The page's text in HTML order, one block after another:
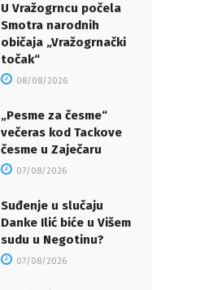
U Vražogrncu počela
Smotra narodnih
običaja „Vražogrnački
točak“
08/08/2026
„Pesme za česme“
večeras kod Tackove
česme u Zaječaru
07/08/2026
Suđenje u slučaju
Danke Ilić biće u Višem
sudu u Negotinu?
07/08/2026